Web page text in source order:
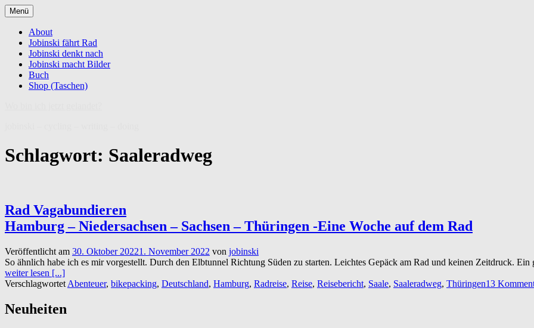
Zum
Inhalt
springen
Menü
About
Jobinski fährt Rad
Jobinski denkt nach
Jobinski macht Bilder
Buch
Shop (Taschen)
Schlagwort: Saaleradweg
Rad Vagabundieren
Hamburg – Niedersachsen – Sachsen – Thüringen -Eine Woche auf dem Rad
Veröffentlicht am 30. Oktober 20221. November 2022 von jobinski
So ähnlich habe ich es mir vorgestellt. Durch den Elbtunnel Richtung Süden zu starten. Leichtes Gepäck am Rad und keinen Zeitdruck.
weiter lesen [...]
Verschlagwortet Abenteuer, bikepacking, Deutschland, Hamburg, Radreise, Reise, Reisebericht, Saale, Saaleradweg, Thüringen13
Neuheiten